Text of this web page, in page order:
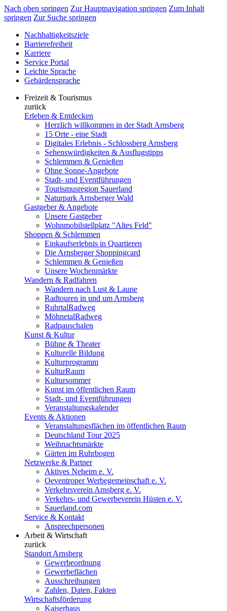
Nach oben springen Zur Hauptnavigation springen Zum Inhalt
springen Zur Suche springen
Nachhaltigkeitsziele
Barrierefreiheit
Karriere
Service Portal
Leichte Sprache
Gebärdensprache
Freizeit & Tourismus
zurück
Erleben & Entdecken
Herzlich willkommen in der Stadt Arnsberg
15 Orte - eine Stadt
Digitales Erlebnis - Schlossberg Arnsberg
Sehenswürdigkeiten & Ausflugstipps
Schlemmen & Genießen
Ohne Sonne-Angebote
Stadt- und Eventführungen
Tourismusregion Sauerland
Naturpark Arnsberger Wald
Gastgeber & Angebote
Unsere Gastgeber
Wohnmobilstellplatz "Altes Feld"
Shoppen & Schlemmen
Einkaufserlebnis in Quartieren
Die Arnsberger Shoppingcard
Schlemmen & Genießen
Unsere Wochenmärkte
Wandern & Radfahren
Wandern nach Lust & Laune
Radtouren in und um Arnsberg
RuhrtalRadweg
MöhnetalRadweg
Radpauschalen
Kunst & Kultur
Bühne & Theater
Kulturelle Bildung
Kulturprogramm
KulturRaum
Kultursommer
Kunst im öffentlichen Raum
Stadt- und Eventführungen
Veranstaltungskalender
Events & Aktionen
Veranstaltungsflächen im öffentlichen Raum
Deutschland Tour 2025
Weihnachtsmärkte
Gärten im Ruhrbogen
Netzwerke & Partner
Aktives Neheim e. V.
Oeventroper Werbegemeinschaft e. V.
Verkehrsverein Arnsberg e. V.
Verkehrs- und Gewerbeverein Hüsten e. V.
Sauerland.com
Service & Kontakt
Ansprechpersonen
Arbeit & Wirtschaft
zurück
Standort Arnsberg
Gewerbeordnung
Gewerbeflächen
Ausschreibungen
Zahlen, Daten, Fakten
Wirtschaftsförderung
Kaiserhaus